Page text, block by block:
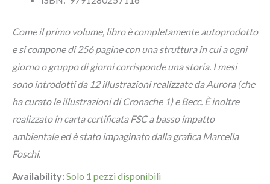
Come il primo volume, libro è completamente autoprodotto
e si compone di 256 pagine con una struttura in cui a ogni
giorno o gruppo di giorni corrisponde una storia. I mesi
sono introdotti da 12 illustrazioni realizzate da Aurora (che
ha curato le illustrazioni di Cronache 1) e Becc. È inoltre
realizzato in carta certificata FSC a basso impatto
ambientale ed è stato impaginato dalla grafica Marcella
Foschi.
Availability: Solo 1 pezzi disponibili